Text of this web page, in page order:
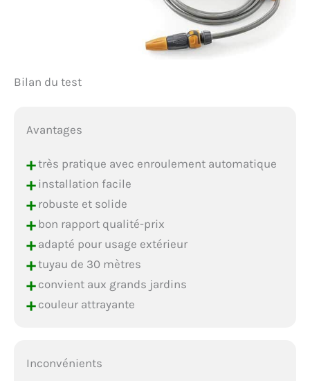
Bilan du test
Avantages
+très pratique avec enroulement automatique
+installation facile
+robuste et solide
+bon rapport qualité-prix
+adapté pour usage extérieur
+tuyau de 30 mètres
+convient aux grands jardins
+couleur attrayante
Inconvénients